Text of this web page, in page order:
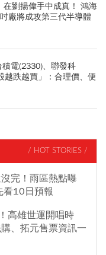
劉揚偉手中成真！ 鴻海
廠將成攻第三代半導體
電(2330)、聯發科
跌越買」：合理價、便
/ HOT STORIES /
完！雨區熱點曝
10日預報
高雄世運開唱時
、拓元售票資訊一